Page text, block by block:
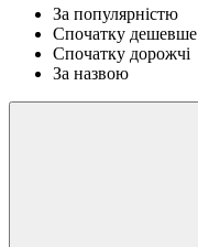
За популярністю
Спочатку дешевше
Спочатку дорожчі
За назвою